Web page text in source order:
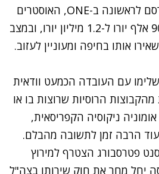
ג'ורג טשיירה. כפי שפורסם לראשונה ב-ONE, האוסטרים
העלו את הצעתם מ-900 אלף יורו ל-1.2 מיליון יורו, ובמצב
אותו בחיפה ומעוניין לעזוב.
עם העובדה הכמעט וודאית
הרוסיות שרוצות בו או
ניקוסיה הקפריסאית,
הרבה זמן לתשובה מהבלם.
פטרסבורג הצטרף למירוץ
יחל מחר את חוק שירותו בצה"ל